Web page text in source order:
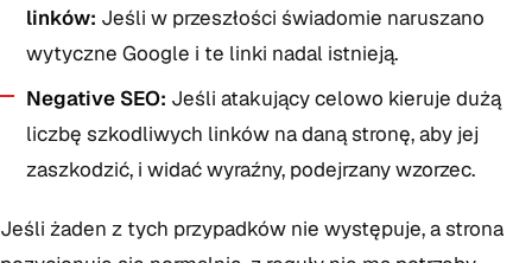
linków: Jeśli w przeszłości świadomie naruszano
wytyczne Google i te linki nadal istnieją.
Negative SEO: Jeśli atakujący celowo kieruje dużą
liczbę szkodliwych linków na daną stronę, aby jej
zaszkodzić, i widać wyraźny, podejrzany wzorzec.
Jeśli żaden z tych przypadków nie występuje, a strona